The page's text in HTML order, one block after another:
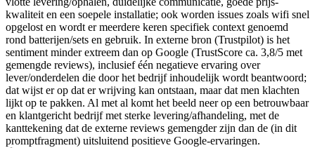
kwaliteit en een soepele installatie; ook worden issues zoals wifi snel
opgelost en wordt er meerdere keren specifiek context genoemd
rond batterijen/sets en gebruik. In externe bron (Trustpilot) is het
sentiment minder extreem dan op Google (TrustScore ca. 3,8/5 met
gemengde reviews), inclusief één negatieve ervaring over
lever/onderdelen die door het bedrijf inhoudelijk wordt beantwoord;
dat wijst er op dat er wrijving kan ontstaan, maar dat men klachten
lijkt op te pakken. Al met al komt het beeld neer op een betrouwbaar
en klantgericht bedrijf met sterke levering/afhandeling, met de
kanttekening dat de externe reviews gemengder zijn dan de (in dit
promptfragment) uitsluitend positieve Google-ervaringen.